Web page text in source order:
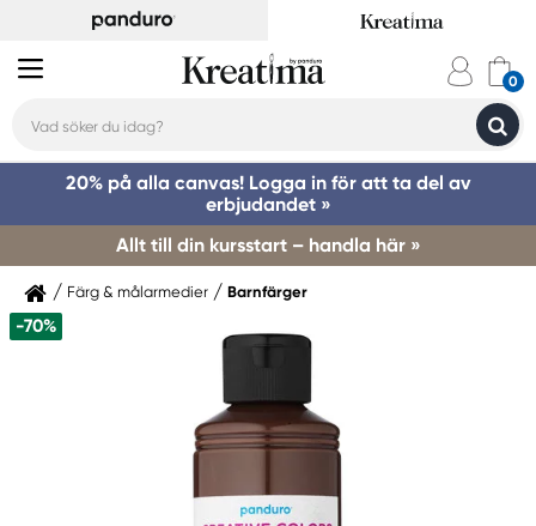
20% på alla canvas! Logga in för att ta del av
erbjudandet »
Allt till din kursstart – handla här »
Färg & målarmedier Barnfärger
-70%